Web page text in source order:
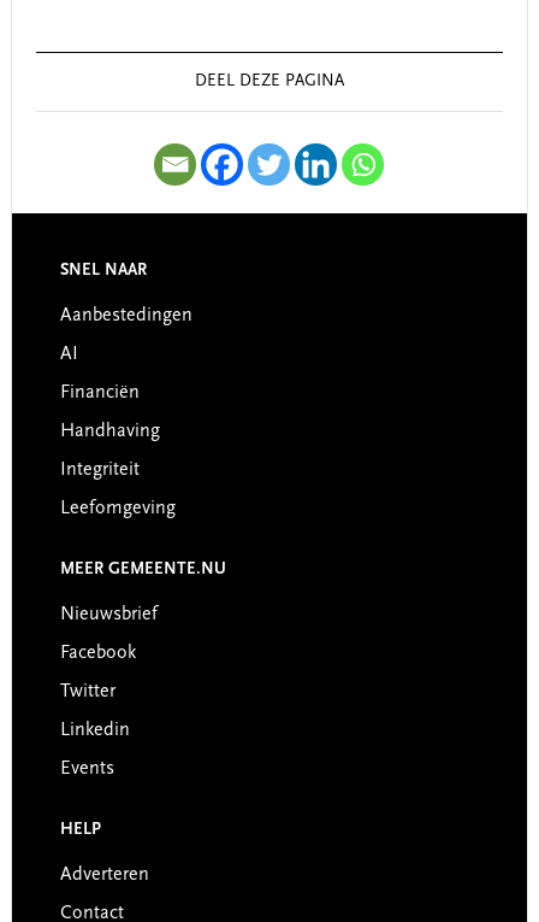
Sidebar
DEEL DEZE PAGINA
Footer
SNEL NAAR
Aanbestedingen
AI
Financiën
Handhaving
Integriteit
Leefomgeving
MEER GEMEENTE.NU
Nieuwsbrief
Facebook
Twitter
Linkedin
Events
HELP
Adverteren
Contact